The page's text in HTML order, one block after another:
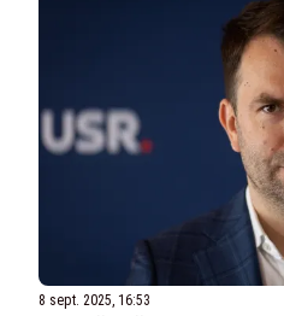
8 sept. 2025, 16:53